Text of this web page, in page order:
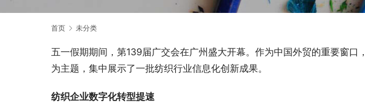
首页 未分类
五一假期期间，第139届广交会在广州盛大开幕。作为中国外贸的重要窗口
为主题，集中展示了一批纺织行业信息化创新成果。
纺织企业数字化转型提速